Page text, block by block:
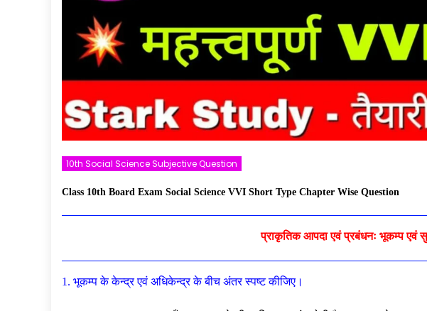
10th Social Science Subjective Question
Class 10th Board Exam Social Science VVI Short Type Chapter Wise Question
प्राकृतिक आपदा एवं प्रबंधनः भूकम्प एवं
1. भूकम्प के केन्द्र एवं अधिकेन्द्र के बीच अंतर स्पष्ट कीजिए।